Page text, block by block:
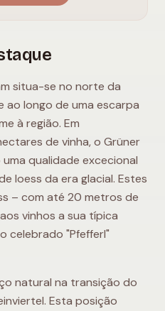
situa-se no norte da
ao longo de uma escarpa
à região. Em
de vinha, o Grüner
qualidade excecional
loess da era glacial. Estes
– com até 20 metros de
vinhos a sua típica
celebrado "Pfefferl"
natural na transição do
Esta posição